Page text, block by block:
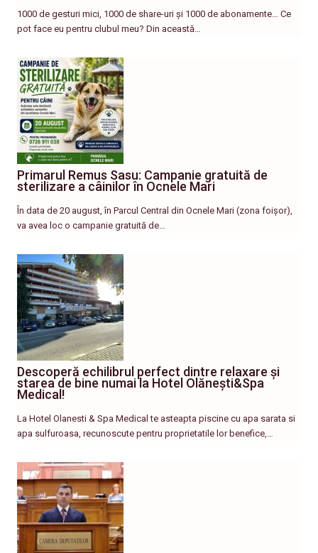
1000 de gesturi mici, 1000 de share-uri și 1000 de abonamente… Ce
pot face eu pentru clubul meu? Din această…
Primarul Remus Sasu: Campanie gratuită de
sterilizare a câinilor în Ocnele Mari
În data de 20 august, în Parcul Central din Ocnele Mari (zona foișor),
va avea loc o campanie gratuită de…
Descoperă echilibrul perfect dintre relaxare și
starea de bine numai la Hotel Olănești&Spa
Medical!
La Hotel Olanesti & Spa Medical te asteapta piscine cu apa sarata si
apa sulfuroasa, recunoscute pentru proprietatile lor benefice,…